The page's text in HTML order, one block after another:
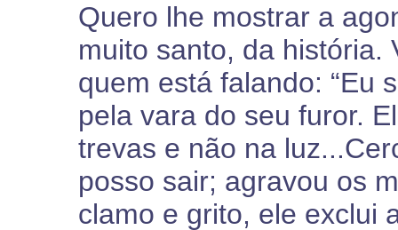
Quero lhe mostrar a
muito santo, da história.
quem está falando: “Eu
pela vara do seu furor.
trevas e não na
posso sair; agravou os
clamo e grito, ele exclui